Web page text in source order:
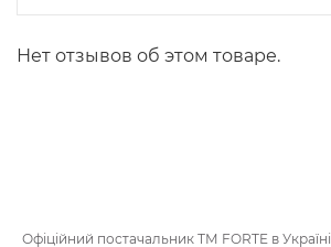
Нет отзывов об этом товаре.
Офіційний постачальник ТМ FORTE в Україні